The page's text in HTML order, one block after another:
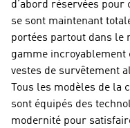
d’abord réservées
se sont maintenant
portées partout dans le
gamme incroyablement
vestes de survêtement
Tous les modèles de
sont équipés des
modernité pour